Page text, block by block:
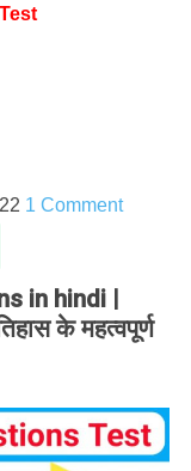
1 Comment
in hindi |
के महत्वपूर्ण